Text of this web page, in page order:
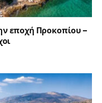
εποχή Προκοπίου –